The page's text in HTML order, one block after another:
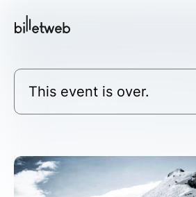
This event is over.